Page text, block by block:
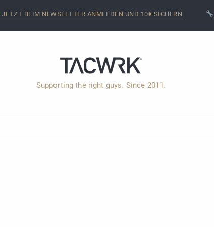
JETZT BEIM NEWSLETTER ANMELDEN UND 10€ SICHERN
Supporting the right guys. Since 2011.